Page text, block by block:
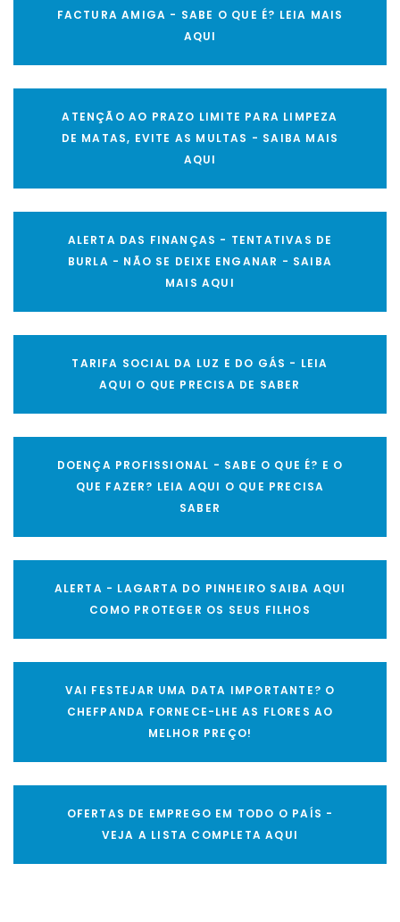
FACTURA AMIGA - SABE O QUE É? LEIA MAIS
AQUI
ATENÇÃO AO PRAZO LIMITE PARA LIMPEZA
DE MATAS, EVITE AS MULTAS - SAIBA MAIS
AQUI
ALERTA DAS FINANÇAS - TENTATIVAS DE
BURLA - NÃO SE DEIXE ENGANAR - SAIBA
MAIS AQUI
TARIFA SOCIAL DA LUZ E DO GÁS - LEIA
AQUI O QUE PRECISA DE SABER
DOENÇA PROFISSIONAL - SABE O QUE É? E O
QUE FAZER? LEIA AQUI O QUE PRECISA
SABER
ALERTA - LAGARTA DO PINHEIRO SAIBA AQUI
COMO PROTEGER OS SEUS FILHOS
VAI FESTEJAR UMA DATA IMPORTANTE? O
CHEFPANDA FORNECE-LHE AS FLORES AO
MELHOR PREÇO!
OFERTAS DE EMPREGO EM TODO O PAÍS -
VEJA A LISTA COMPLETA AQUI